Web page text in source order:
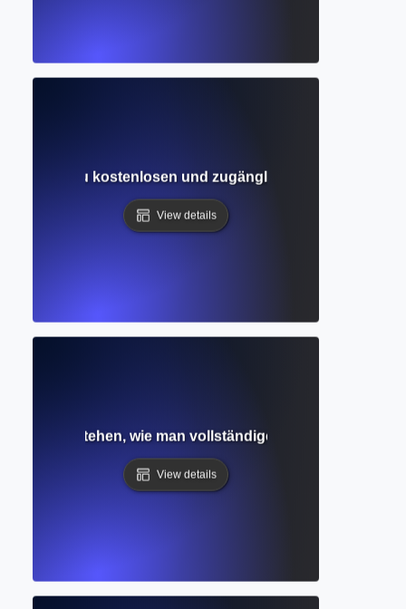
Leitfaden zu kostenlosen und zugänglichen
View details
Verstehen, wie man vollständige akademische
View details